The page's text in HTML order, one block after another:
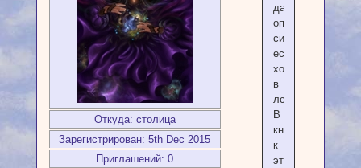
Откуда: столица
Зарегистрирован: 5th Dec 2015
Приглашений: 0
да,
опиши
ситуацию,
если
хочешь
в
лс.
В
книжке
к
этой